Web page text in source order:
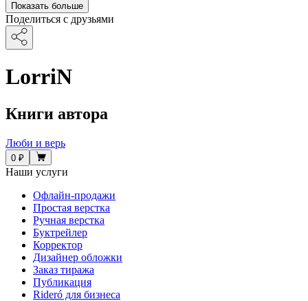
Показать больше
Поделиться с друзьями
LorriN
Книги автора
Люби и верь
0 ₽
Наши услуги
Офлайн-продажи
Простая верстка
Ручная верстка
Буктрейлер
Корректор
Дизайнер обложки
Заказ тиража
Публикация
Rideró для бизнеса